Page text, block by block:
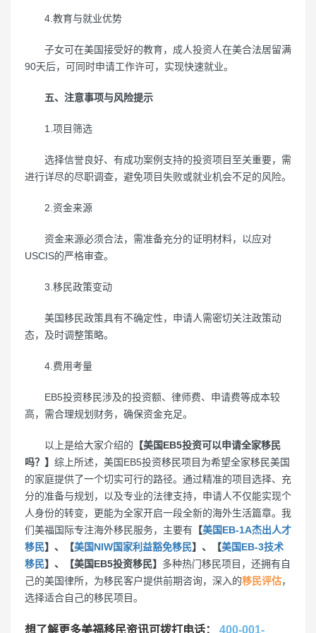
4.教育与就业优势
子女可在美国接受好的教育，成人投资人在美合法居留满
90天后，可同时申请工作许可，实现快速就业。
五、注意事项与风险提示
1.项目筛选
选择信誉良好、有成功案例支持的投资项目至关重要，需
进行详尽的尽职调查，避免项目失败或就业机会不足的风险。
2.资金来源
资金来源必须合法，需准备充分的证明材料，以应对
USCIS的严格审查。
3.移民政策变动
美国移民政策具有不确定性，申请人需密切关注政策动
态，及时调整策略。
4.费用考量
EB5投资移民涉及的投资额、律师费、申请费等成本较
高，需合理规划财务，确保资金充足。
以上是给大家介绍的 【美国EB5投资可以申请全家移民
吗？】 综上所述，美国EB5投资移民项目为希望全家移民美国
的家庭提供了一个切实可行的路径。通过精准的项目选择、充
分的准备与规划，以及专业的法律支持，申请人不仅能实现个
人身份的转变，更能为全家开启一段全新的海外生活篇章。我
们美福国际专注海外移民服务，主要有 【美国EB-1A杰出人才
移民】、【美国NIW国家利益豁免移民】、【美国EB-3技术
移民】、【美国EB5投资移民】 多种热门移民项目，还拥有自
己的美国律所，为移民客户提供前期咨询，深入的移民评估，
选择适合自己的移民项目。
想了解更多美福移民资讯可拨打电话： 400-001-